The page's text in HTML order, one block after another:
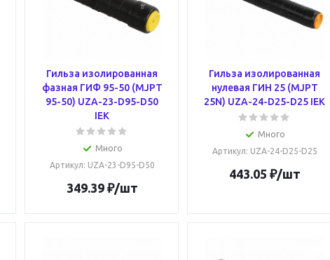
Гильза изолированная
фазная ГИФ 95-50 (MJPT
95-50) UZA-23-D95-D50
IEK
Много
Артикул: UZA-23-D95-D50
349.39₽/шт
Гильза изолированная
нулевая ГИН 25 (MJPT
25N) UZA-24-D25-D25 IEK
Много
Артикул: UZA-24-D25-D25
443.05 ₽/шт